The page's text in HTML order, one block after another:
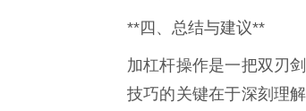
**四、总结与建议**
加杠杆操作是一把双刃
技巧的关键在于深刻理